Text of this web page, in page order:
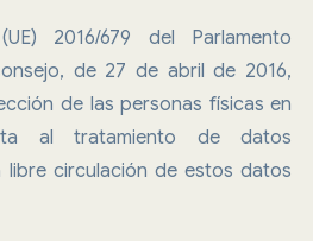
2016/679 del Parlamento
de 27 de abril de 2016,
de las personas físicas en
al tratamiento de datos
libre circulación de estos datos